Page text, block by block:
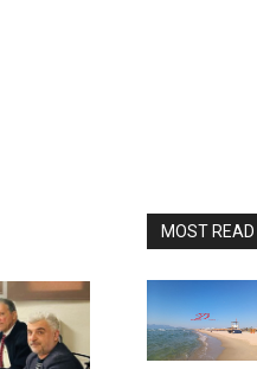
MOST READ